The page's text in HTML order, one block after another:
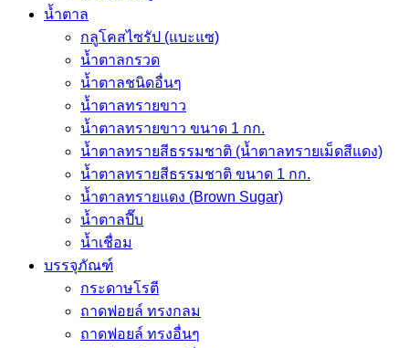
น้ำตาล
กลูโคสไซรัป (แบะแซ)
น้ำตาลกรวด
น้ำตาลชนิดอื่นๆ
น้ำตาลทรายขาว
น้ำตาลทรายขาว ขนาด 1 กก.
น้ำตาลทรายสีธรรมชาติ (น้ำตาลทรายเม็ดสีแดง)
น้ำตาลทรายสีธรรมชาติ ขนาด 1 กก.
น้ำตาลทรายแดง (Brown Sugar)
น้ำตาลปี๊บ
น้ำเชื่อม
บรรจุภัณฑ์
กระดาษโรตี
ถาดฟอยล์ ทรงกลม
ถาดฟอยล์ ทรงอื่นๆ